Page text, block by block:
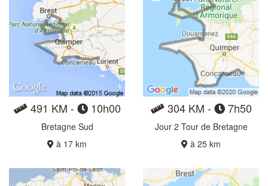
491 KM - 10h00
Bretagne Sud
à 17 km
304 KM - 7h50
Jour 2 Tour de Bretagne
à 25 km